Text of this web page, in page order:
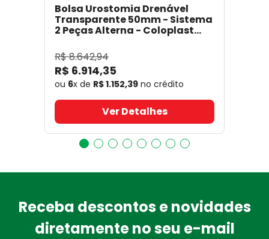
Bolsa Urostomia Drenável
Transparente 50mm - Sistema
2 Peças Alterna - Coloplast
R$8.642,94
R$ 6.914,35
ou 6x de R$1.152,39 no crédito
Ver Detalhes
Receba descontos e novidades
diretamente no seu e-mail